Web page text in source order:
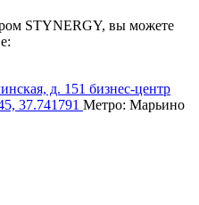
STYNERGY, вы можете
д. 151 бизнес-центр
37.741791 Метро: Марьино